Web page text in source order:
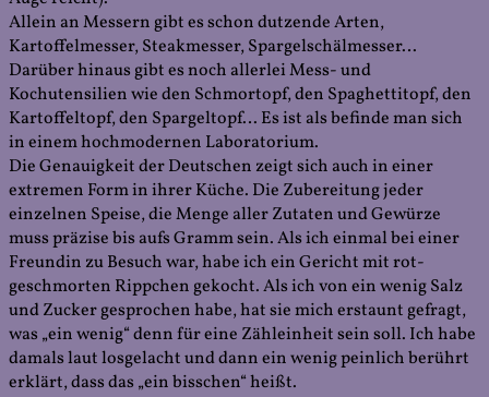
Allein an Messern gibt es schon dutzende Arten,
Kartoffelmesser, Steakmesser, Spargelschälmesser…
Darüber hinaus gibt es noch allerlei Mess- und
Kochutensilien wie den Schmortopf, den Spaghettitopf, den
Kartoffeltopf, den Spargeltopf… Es ist als befinde man sich
in einem hochmodernen Laboratorium.
Die Genauigkeit der Deutschen zeigt sich auch in einer
extremen Form in ihrer Küche. Die Zubereitung jeder
einzelnen Speise, die Menge aller Zutaten und Gewürze
muss präzise bis aufs Gramm sein. Als ich einmal bei einer
Freundin zu Besuch war, habe ich ein Gericht mit rot-
geschmorten Rippchen gekocht. Als ich von ein wenig Salz
und Zucker gesprochen habe, hat sie mich erstaunt gefragt,
was „ein wenig“ denn für eine Zähleinheit sein soll. Ich habe
damals laut losgelacht und dann ein wenig peinlich berührt
erklärt, dass das „ein bisschen“ heißt.